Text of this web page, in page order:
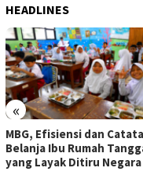
HEADLINES
«
MBG, Efisiensi dan
Belanja Ibu Rumah
yang Layak Ditiru Negara